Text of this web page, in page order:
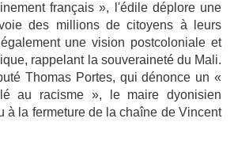
français », l'édile déplore une
des millions de citoyens à leurs
une vision postcoloniale et
rappelant la souveraineté du Mali.
Thomas Portes, qui dénonce un «
au racisme », le maire dyonisien
à la fermeture de la chaîne de Vincent